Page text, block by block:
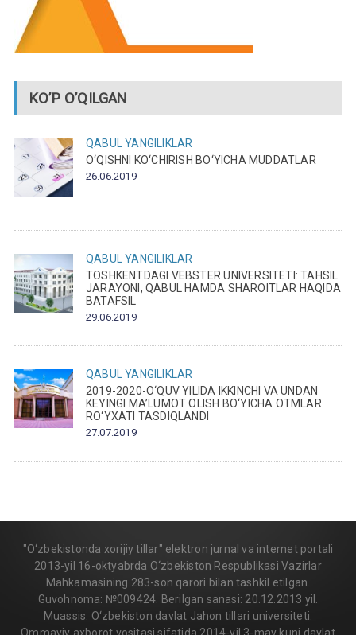
KO’P O’QILGAN
QABUL YANGILIKLAR
O‘QISHNI KO‘CHIRISH BO‘YICHA MUDDATLAR
26.06.2019
QABUL YANGILIKLAR
TOSHKENTDAGI VEBSTER UNIVERSITETI: TAHSIL
JARAYONI, QABUL HAMDA SHAROITLAR HAQIDA
BATAFSIL
29.06.2019
QABUL YANGILIKLAR
2019-2020-O‘QUV YILIDA IKKINCHI VA UNDAN
KEYINGI MA’LUMOT OLISH BO‘YICHA OTMLAR
RO‘YXATI TASDIQLANDI
27.07.2019
"O‘zbekistonda xorijiy tillar" elektron jurnal va internet portali
2013-yil 16-oktyabrda O‘zbekiston Respublikasi Vazirlar
Mahkamasining 283-son qarori bilan tashkil etilgan.
Guvohnoma: №009424. Berilgan sanasi: 20.12.2013 yil.
Muassis: O‘zbekiston davlat Jahon tillari universiteti.